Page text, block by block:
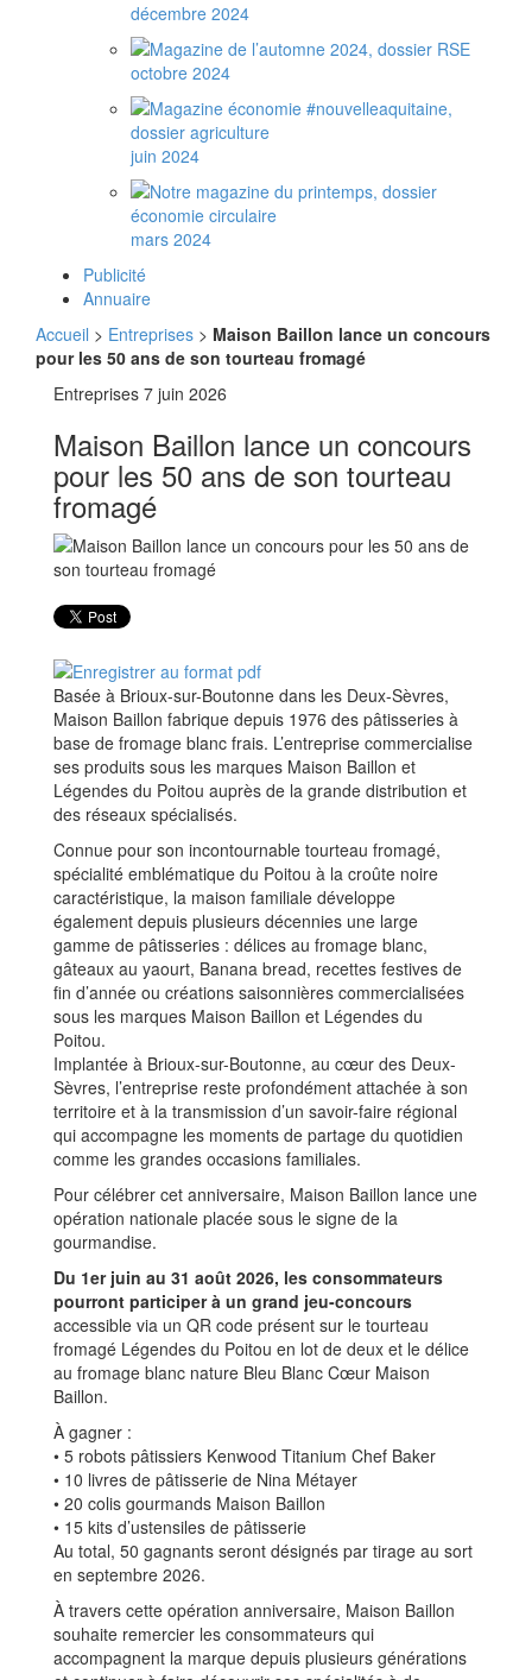
décembre 2024
octobre 2024
juin 2024
mars 2024
Publicité
Annuaire
Accueil > Entreprises > Maison Baillon lance un concours
pour les 50 ans de son tourteau fromagé
Entreprises 7 juin 2026
Maison Baillon lance un concours
pour les 50 ans de son tourteau
fromagé
Basée à Brioux-sur-Boutonne dans les Deux-Sèvres,
Maison Baillon fabrique depuis 1976 des pâtisseries à
base de fromage blanc frais. L’entreprise commercialise
ses produits sous les marques Maison Baillon et
Légendes du Poitou auprès de la grande distribution et
des réseaux spécialisés.
Connue pour son incontournable tourteau fromagé,
spécialité emblématique du Poitou à la croûte noire
caractéristique, la maison familiale développe
également depuis plusieurs décennies une large
gamme de pâtisseries : délices au fromage blanc,
gâteaux au yaourt, Banana bread, recettes festives de
fin d’année ou créations saisonnières commercialisées
sous les marques Maison Baillon et Légendes du
Poitou.
Implantée à Brioux-sur-Boutonne, au cœur des Deux-
Sèvres, l’entreprise reste profondément attachée à son
territoire et à la transmission d’un savoir-faire régional
qui accompagne les moments de partage du quotidien
comme les grandes occasions familiales.
Pour célébrer cet anniversaire, Maison Baillon lance une
opération nationale placée sous le signe de la
gourmandise.
Du 1er juin au 31 août 2026, les consommateurs
pourront participer à un grand jeu-concours
accessible via un QR code présent sur le tourteau
fromagé Légendes du Poitou en lot de deux et le délice
au fromage blanc nature Bleu Blanc Cœur Maison
Baillon.
À gagner :
• 5 robots pâtissiers Kenwood Titanium Chef Baker
• 10 livres de pâtisserie de Nina Métayer
• 20 colis gourmands Maison Baillon
• 15 kits d’ustensiles de pâtisserie
Au total, 50 gagnants seront désignés par tirage au sort
en septembre 2026.
À travers cette opération anniversaire, Maison Baillon
souhaite remercier les consommateurs qui
accompagnent la marque depuis plusieurs générations